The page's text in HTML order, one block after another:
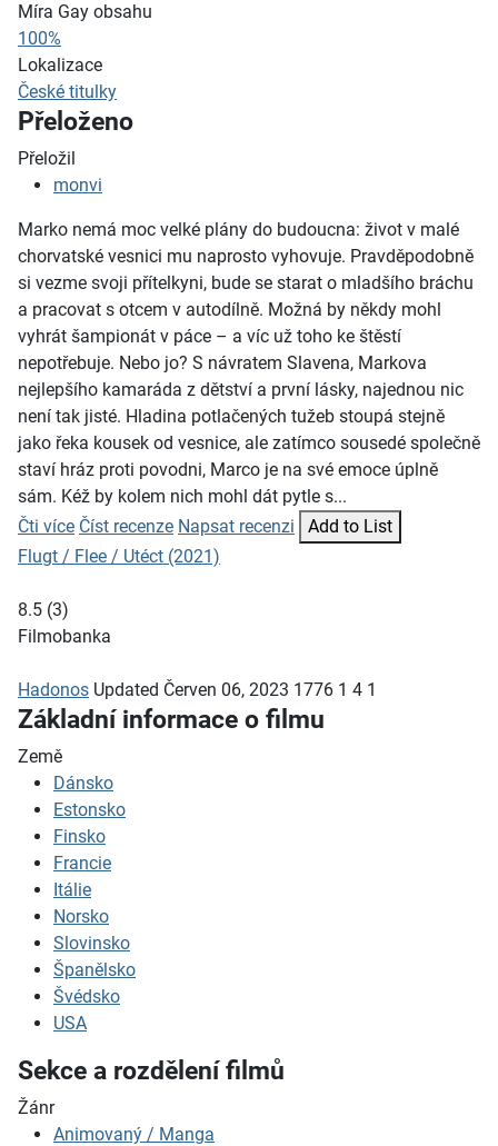
Míra Gay obsahu
100%
Lokalizace
České titulky
Přeloženo
Přeložil
monvi
Marko nemá moc velké plány do budoucna: život v malé
chorvatské vesnici mu naprosto vyhovuje. Pravděpodobně
si vezme svoji přítelkyni, bude se starat o mladšího bráchu
a pracovat s otcem v autodílně. Možná by někdy mohl
vyhrát šampionát v páce – a víc už toho ke štěstí
nepotřebuje. Nebo jo? S návratem Slavena, Markova
nejlepšího kamaráda z dětství a první lásky, najednou nic
není tak jisté. Hladina potlačených tužeb stoupá stejně
jako řeka kousek od vesnice, ale zatímco sousedé společně
staví hráz proti povodni, Marco je na své emoce úplně
sám. Kéž by kolem nich mohl dát pytle s...
Čti více Číst recenze Napsat recenzi
Add to List
Flugt / Flee / Utéct (2021)
8.5 (3)
Filmobanka
Hadonos Updated Červen 06, 2023 1776 1 4 1
Základní informace o filmu
Země
Dánsko
Estonsko
Finsko
Francie
Itálie
Norsko
Slovinsko
Španělsko
Švédsko
USA
Sekce a rozdělení filmů
Žánr
Animovaný / Manga